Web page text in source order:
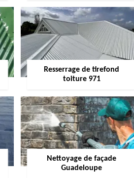
Resserrage de tirefond
toiture 971
Nettoyage de façade
Guadeloupe